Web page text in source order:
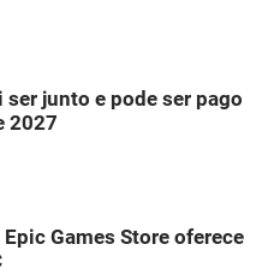
ser junto e pode ser pago
2027
Games Store oferece